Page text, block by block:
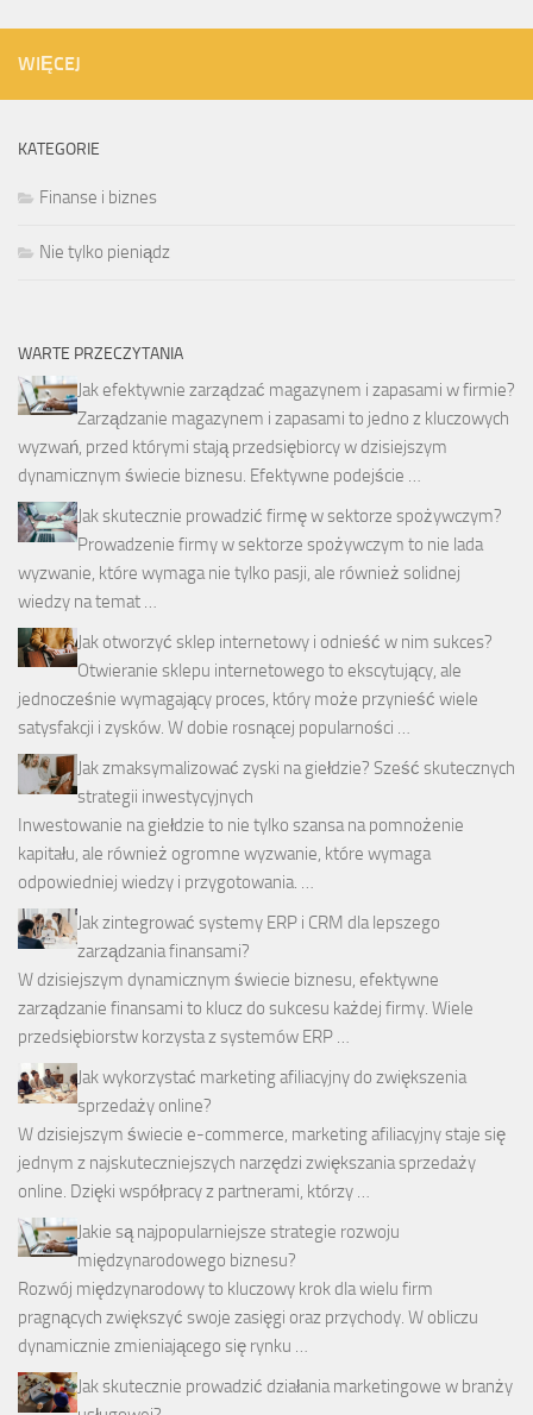
WIĘCEJ
KATEGORIE
Finanse i biznes
Nie tylko pieniądz
WARTE PRZECZYTANIA
Jak efektywnie zarządzać magazynem i zapasami w firmie?
Zarządzanie magazynem i zapasami to jedno z kluczowych
wyzwań, przed którymi stają przedsiębiorcy w dzisiejszym
dynamicznym świecie biznesu. Efektywne podejście …
Jak skutecznie prowadzić firmę w sektorze spożywczym?
Prowadzenie firmy w sektorze spożywczym to nie lada
wyzwanie, które wymaga nie tylko pasji, ale również solidnej
wiedzy na temat …
Jak otworzyć sklep internetowy i odnieść w nim sukces?
Otwieranie sklepu internetowego to ekscytujący, ale
jednocześnie wymagający proces, który może przynieść wiele
satysfakcji i zysków. W dobie rosnącej popularności …
Jak zmaksymalizować zyski na giełdzie? Sześć skutecznych
strategii inwestycyjnych
Inwestowanie na giełdzie to nie tylko szansa na pomnożenie
kapitału, ale również ogromne wyzwanie, które wymaga
odpowiedniej wiedzy i przygotowania. …
Jak zintegrować systemy ERP i CRM dla lepszego
zarządzania finansami?
W dzisiejszym dynamicznym świecie biznesu, efektywne
zarządzanie finansami to klucz do sukcesu każdej firmy. Wiele
przedsiębiorstw korzysta z systemów ERP …
Jak wykorzystać marketing afiliacyjny do zwiększenia
sprzedaży online?
W dzisiejszym świecie e-commerce, marketing afiliacyjny staje się
jednym z najskuteczniejszych narzędzi zwiększania sprzedaży
online. Dzięki współpracy z partnerami, którzy …
Jakie są najpopularniejsze strategie rozwoju
międzynarodowego biznesu?
Rozwój międzynarodowy to kluczowy krok dla wielu firm
pragnących zwiększyć swoje zasięgi oraz przychody. W obliczu
dynamicznie zmieniającego się rynku …
Jak skutecznie prowadzić działania marketingowe w branży